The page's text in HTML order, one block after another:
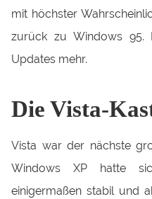
mit höchster
zurück zu Windows 95.
Updates mehr.
Die Vista-
Vista war der nächste
Windows XP hatte
einigermaßen stabil und